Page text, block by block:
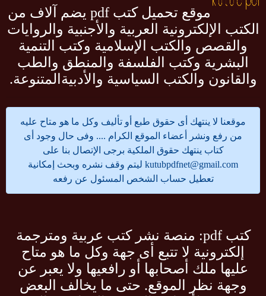
موقع تحميل كتب pdf يضم آلاف من
الكتب الإلكترونية العربية والأجنبية والروايات
والقصص والكتب الإسلامية وكتب التنمية
البشرية وكتب الفلسفة والمنطق والطب
والقانون والكتب السياسية والأدبيةالمتنوعة.
موقعنا لا ينتهك أى حقوق طبع أو تأليف وكل ما هو متاح عليه
من رفع ونشر أعضاء الموقع الكرام .... وفى حال وجود أى
كتاب ينتهك حقوق الملكية برجى الإتصال بنا على
kutubpdfnet@gmail.com ليتم وقف نشره وبحث إمكانية
تعطيل حساب الشخص المسئول عن رفعه
كتب pdf: منصة نشر كتب عربية ومترجمة
إلكترونية لا تتبع أى جهة وكل ما هو متاح
عليها ملك أصحابها أو رافعيها ولا يعبر عن
وجهة نظر الموقع. حتى ما يخالف البعض